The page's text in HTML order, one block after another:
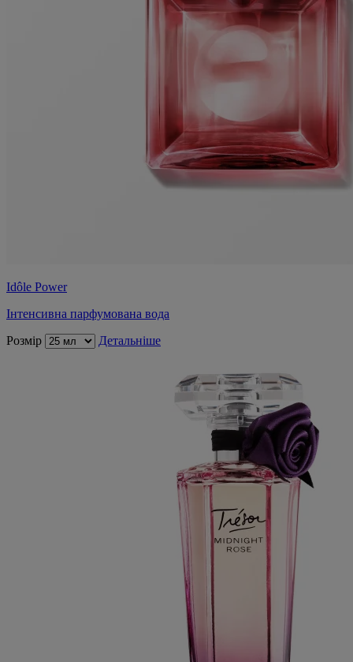
Idôle Power
Інтенсивна парфумована вода
Розмір
Детальніше